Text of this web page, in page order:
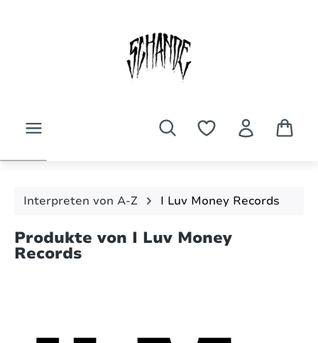
Interpreten von A-Z I Luv Money Records
Produkte von I Luv Money
Records